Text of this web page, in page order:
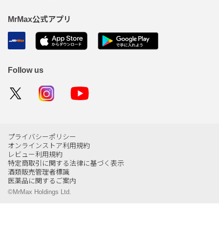
MrMax公式アプリ
Follow us
プライバシーポリシー
オンラインストア利用規約
レビュー利用規約
特定商取引に関する法律に基づく表示
酒類販売管理者標識
医薬品に関するご案内
©MrMax Holdings Ltd.